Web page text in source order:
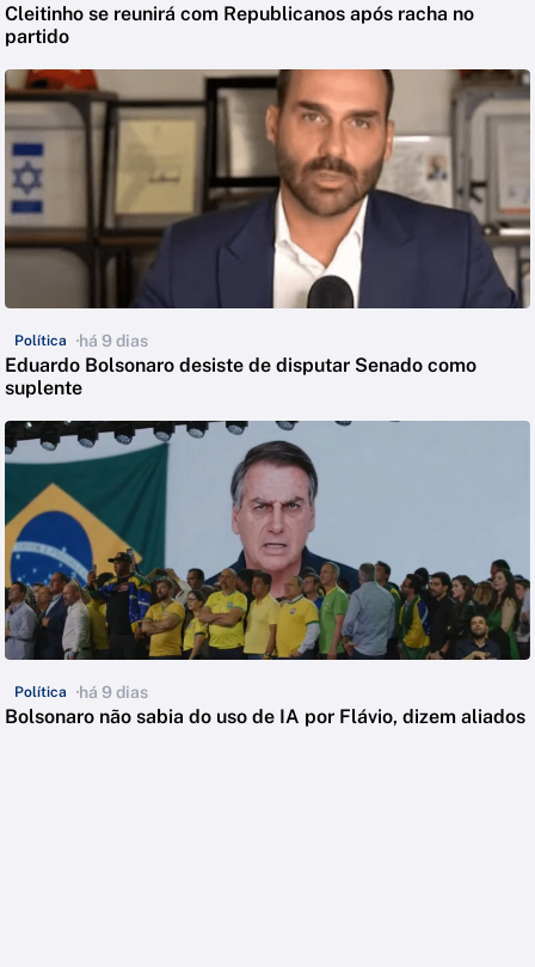
Cleitinho se reunirá com Republicanos após racha no
partido
Política há 9 dias
Eduardo Bolsonaro desiste de disputar Senado como
suplente
Política há 9 dias
Bolsonaro não sabia do uso de IA por Flávio, dizem aliados